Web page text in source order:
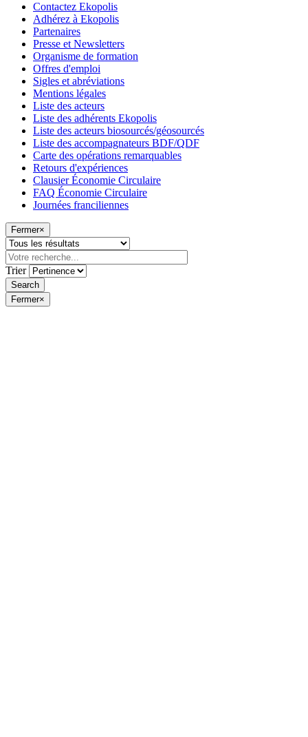
Contactez Ekopolis
Adhérez à Ekopolis
Partenaires
Presse et Newsletters
Organisme de formation
Offres d'emploi
Sigles et abréviations
Mentions légales
Liste des acteurs
Liste des adhérents Ekopolis
Liste des acteurs biosourcés/géosourcés
Liste des accompagnateurs BDF/QDF
Carte des opérations remarquables
Retours d'expériences
Clausier Économie Circulaire
FAQ Économie Circulaire
Journées franciliennes
Fermer×
Trier
Fermer×